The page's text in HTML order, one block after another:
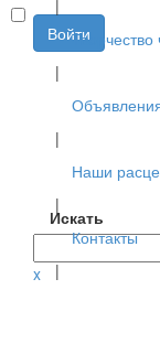
Войти
Искать
x
|
Творчество
|
|
Наши
|
Контакты
|